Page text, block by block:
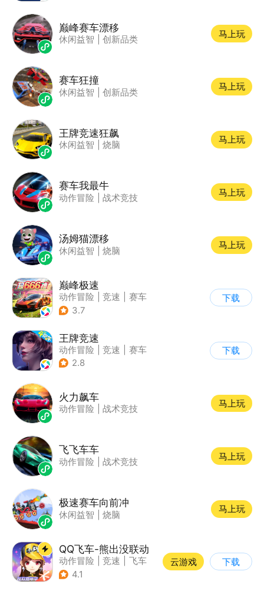
巅峰赛车漂移
休闲益智 创新品类
马上玩
赛车狂撞
休闲益智 创新品类
马上玩
王牌竞速狂飙
休闲益智 烧脑
马上玩
赛车我最牛
动作冒险 战术竞技
马上玩
汤姆猫漂移
休闲益智 烧脑
马上玩
巅峰极速
动作冒险 竞速
赛车
| 漂移
3.7
下载
王牌竞速
动作冒险 竞速
赛车
| 漂移
2.8
下载
火力飙车
动作冒险 战术竞技
马上玩
飞飞车车
动作冒险 战术竞技
马上玩
极速赛车向前冲
休闲益智 烧脑
马上玩
QQ飞车-熊出没联动
动作冒险 竞速
飞车
| 漂移
4.1
云游戏 下载